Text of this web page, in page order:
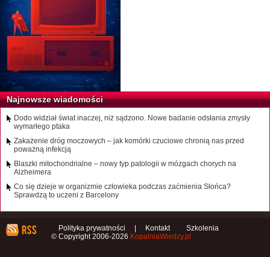
Najnowsze wiadomości
Dodo widział świat inaczej, niż sądzono. Nowe badanie odsłania zmysły
wymarłego ptaka
Zakażenie dróg moczowych – jak komórki czuciowe chronią nas przed
poważną infekcją
Blaszki mitochondrialne – nowy typ patologii w mózgach chorych na
Alzheimera
Co się dzieje w organizmie człowieka podczas zaćmienia Słońca?
Sprawdzą to uczeni z Barcelony
Polityka prywatności Kontakt
Szkolenia
© Copyright 2006-2026 KopalniaWiedzy.pl